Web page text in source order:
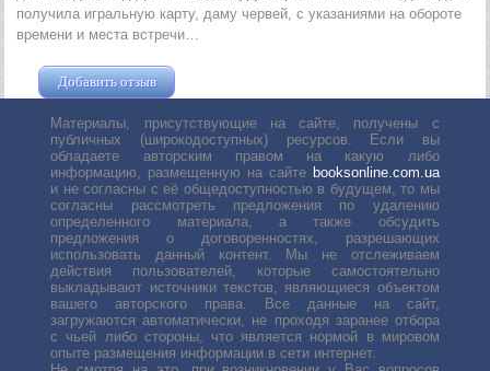
получила игральную карту, даму червей, с указаниями на обороте
времени и места встречи…
Добавить отзыв
Материалы, присутствующие на сайте, получены с
публичных (широкодоступных) ресурсов. Если вы
обладаете авторским правом на какую либо
информацию, размещенную на сайте booksonline.com.ua
и не согласны с её общедоступностью в будущем, то мы
согласны рассмотреть предложения по удалению
определенного материала, а также обсудить
предложения о договоренностях, разрешающих
использовать данный контент. Мы не отслеживаем
действия пользователей, которые самостоятельно
выкладывают источники текстов, являющиеся объектом
вашего авторского права. Все данные на сайт,
загружаются автоматически, не проходя заранее отбора
с чьей либо стороны, что является нормой в мировом
опыте размещения информации в сети интернет.